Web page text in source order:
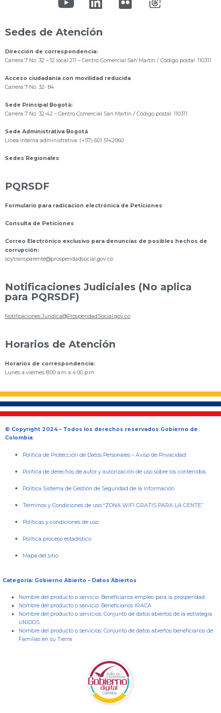
Sedes de Atención
Dirección de correspondencia:
Carrera 7 No. 32 – 12 local 211 – Centro Comercial San Martín / Código postal: 110311
Acceso ciudadanía con movilidad reducida
Carrera 7 No. 32- 84
Sede Principal Bogotá:
Carrera 7 No. 32-42 – Centro Comercial San Martín / Código postal: 110311
Sede Administrativa Bogotá
Línea interna administrativa: (+57) 601 5142060
Sedes Regionales
PQRSDF
Formulario para radicación electrónica de Peticiones
Consulta de Peticiones
Correo Electrónico exclusivo para denuncias de posibles hechos de
corrupción:
soytransparente@prosperidadsocial.gov.co
Notificaciones Judiciales (No aplica
para PQRSDF)
Notificaciones.Juridica@ProsperidadSocial.gov.co
Horarios de Atención
Horarios de correspondencia:
Lunes a viernes 8:00 a.m a 4:00 p.m.
© Copyright 2024 – Todos los derechos reservados Gobierno de
Colombia
Política de Protección de Datos Personales –Aviso de Privacidad
Política de derechos de autor y autorización de uso sobre los contenidos
Política Sistema de Gestión de Seguridad de la Información
Términos y Condiciones de uso “ZONA WIFI GRATIS PARA LA GENTE”
Políticas y condiciones de uso
Política proceso estadístico
Mapa del sitio
Categoría: Gobierno Abierto – Datos Abiertos
Nombre del producto o servicio: Beneficiarios empleo para la prosperidad
Nombre del producto o servicio: Beneficiarios IRACA
Nombre del producto o servicios: Conjunto de datos abiertos de la estrategia
UNIDOS
Nombre del producto o servicios: Conjunto de datos abiertos beneficiarios de
Familias en su Tierra